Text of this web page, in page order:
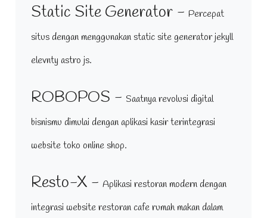
Static Site Generator - Percepat
situs dengan menggunakan static site generator jekyll
elevnty astro js.
ROBOPOS - Saatnya revolusi digital
bisnismu dimulai dengan aplikasi kasir terintegrasi
website toko online shop.
Resto-X - Aplikasi restoran modern dengan
integrasi website restoran cafe rumah makan dalam